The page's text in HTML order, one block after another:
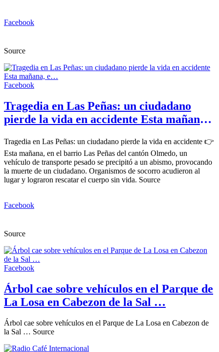
Facebook
Source
Facebook
Tragedia en Las Peñas: un ciudadano
pierde la vida en accidente Esta mañana,
Tragedia en Las Peñas: un ciudadano pierde la vida en accidente 👉
Esta mañana, en el barrio Las Peñas del cantón Olmedo, un
vehículo de transporte pesado se precipitó a un abismo, provocando
la muerte de un ciudadano. Organismos de socorro acudieron al
lugar y lograron rescatar el cuerpo sin vida. Source
Facebook
Source
Facebook
Árbol cae sobre vehículos en el Parque de
La Losa en Cabezon de la Sal …
Árbol cae sobre vehículos en el Parque de La Losa en Cabezon de
la Sal … Source